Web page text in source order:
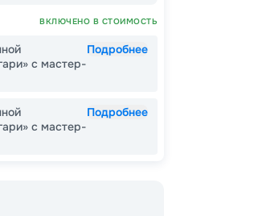
ВКЛЮЧЕНО В СТОИМОСТЬ
с мастер-
Подробнее
с мастер-
Подробнее